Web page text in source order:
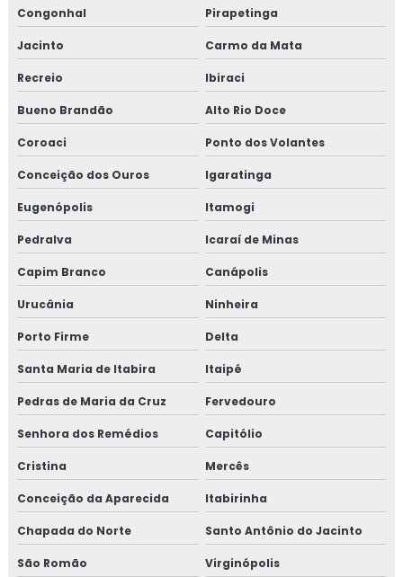
Congonhal Pirapetinga
Jacinto Carmo da Mata
Recreio Ibiraci
Bueno Brandão Alto Rio Doce
Coroaci Ponto dos Volantes
Conceição dos Ouros Igaratinga
Eugenópolis Itamogi
Pedralva Icaraí de Minas
Capim Branco Canápolis
Urucânia Ninheira
Porto Firme Delta
Santa Maria de Itabira Itaipé
Pedras de Maria da Cruz Fervedouro
Senhora dos Remédios Capitólio
Cristina Mercês
Conceição da Aparecida Itabirinha
Chapada do Norte Santo Antônio do Jacinto
São Romão Virginópolis